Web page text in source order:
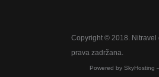
Copyright © 2018. Nitravel
prava zadržana.
Powered by SkyHosting